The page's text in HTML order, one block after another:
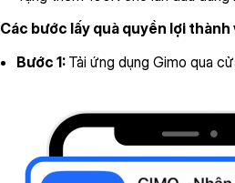
Các bước lấy quà quyền lợi thành
Bước 1: Tải ứng dụng Gimo qua